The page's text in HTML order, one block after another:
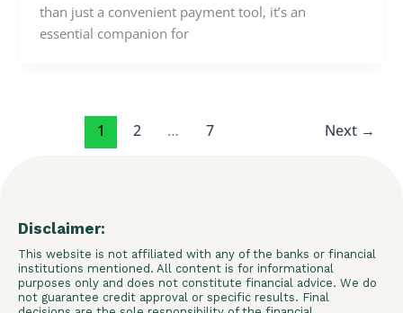
than just a convenient payment tool, it’s an
essential companion for
1 2 … 7 Next →
Disclaimer:
This website is not affiliated with any of the banks or financial
institutions mentioned. All content is for informational
purposes only and does not constitute financial advice. We do
not guarantee credit approval or specific results. Final